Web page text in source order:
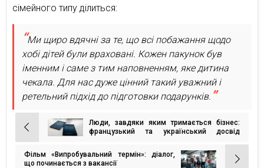
сімейного типу ділиться:
Ми щиро вдячні за те, що всі побажання щодо
хобі дітей були враховані. Кожен пакунок був
іменним і саме з тим наповненням, яке дитина
чекала. Для нас дуже цінний такий уважний і
ретельний підхід до підготовки подарунків.
Навігація
записів
Люди, завдяки яким тримається бізнес:
французький та український досвід
Фільм «Випробувальний термін»: діалог,
що починається з вакансії